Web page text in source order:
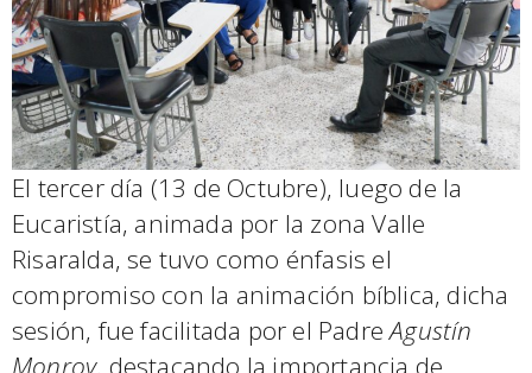
El tercer día (13 de Octubre), luego de la
Eucaristía, animada por la zona Valle
Risaralda, se tuvo como énfasis el
compromiso con la animación bíblica, dicha
sesión, fue facilitada por el PadreAgustín
Monroy, destacando la importancia de